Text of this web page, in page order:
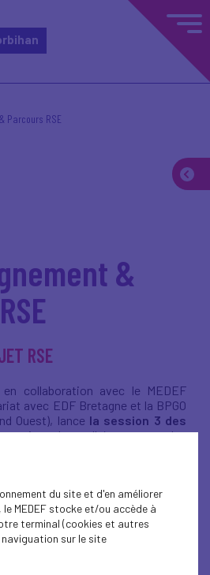
Parcours RSE
&
RSE
en collaboration avec le MEDEF
avec EDF Bretagne et la BPGO
Ouest), lance la session 3 des
des adhérents, et des
et chefs d’entreprise et leurs
Communication …) à engager
climat, société) pour
globale et leur impact positif.
du site et d'en améliorer
MEDEF stocke et/ou accède à
terminal (cookies et autres
sur le site